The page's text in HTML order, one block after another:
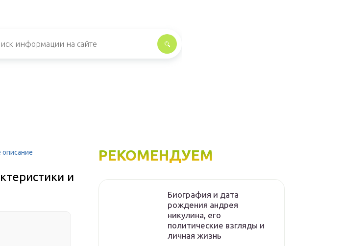
описание
и
РЕКОМЕНДУЕМ
Биография и дата
рождения андрея
никулина, его
политические взгляды и
личная жизнь